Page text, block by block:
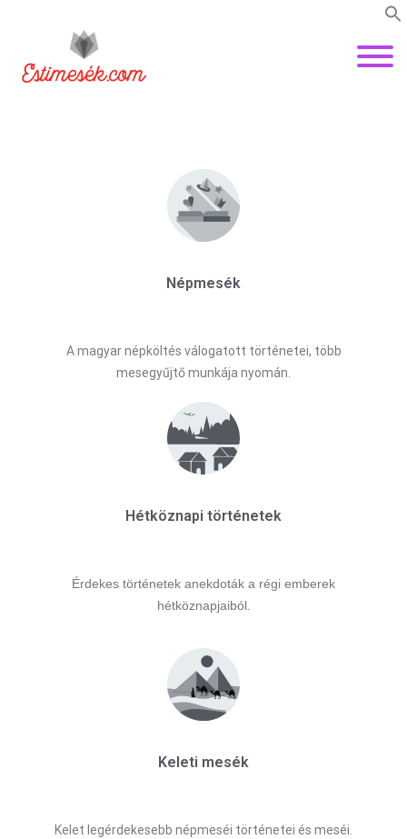
Népmesék
A magyar népköltés válogatott történetei, több
mesegyűjtő munkája nyomán.
Hétköznapi történetek
Érdekes történetek anekdoták a régi emberek
hétköznapjaiból.
Keleti mesék
Kelet legérdekesebb népmeséi történetei és meséi.